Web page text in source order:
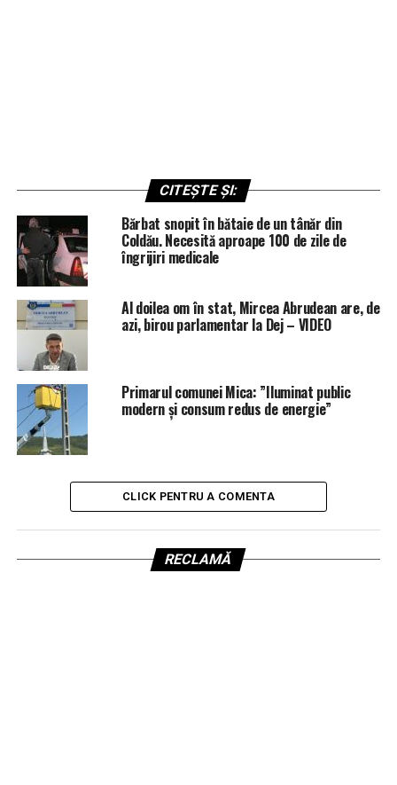
CITEȘTE ȘI:
Bărbat snopit în bătaie de un tânăr din
Coldău. Necesită aproape 100 de zile de
îngrijiri medicale
Al doilea om în stat, Mircea Abrudean are, de
azi, birou parlamentar la Dej – VIDEO
Primarul comunei Mica: ”Iluminat public
modern și consum redus de energie”
CLICK PENTRU A COMENTA
RECLAMĂ